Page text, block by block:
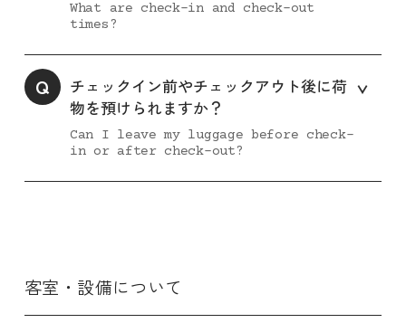
What are check-in and check-out
times?
Q
チェックイン前やチェックアウト後に荷
物を預けられますか？
Can I leave my luggage before check-
in or after check-out?
客室・設備について